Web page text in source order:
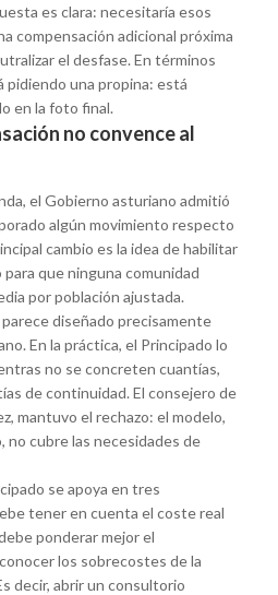
es clara: necesitaría esos
compensación adicional próxima
el desfase. En términos
una propina: está
en la foto final.
no convence al
el Gobierno asturiano admitió
algún movimiento respecto
cambio es la idea de habilitar
que ninguna comunidad
por población ajustada.
diseñado precisamente
En la práctica, el Principado lo
no se concreten cuantías,
de continuidad. El consejero de
mantuvo el rechazo: el modelo,
no cubre las necesidades de
se apoya en tres
tener en cuenta el coste real
ponderar mejor el
los sobrecostes de la
decir, abrir un consultorio